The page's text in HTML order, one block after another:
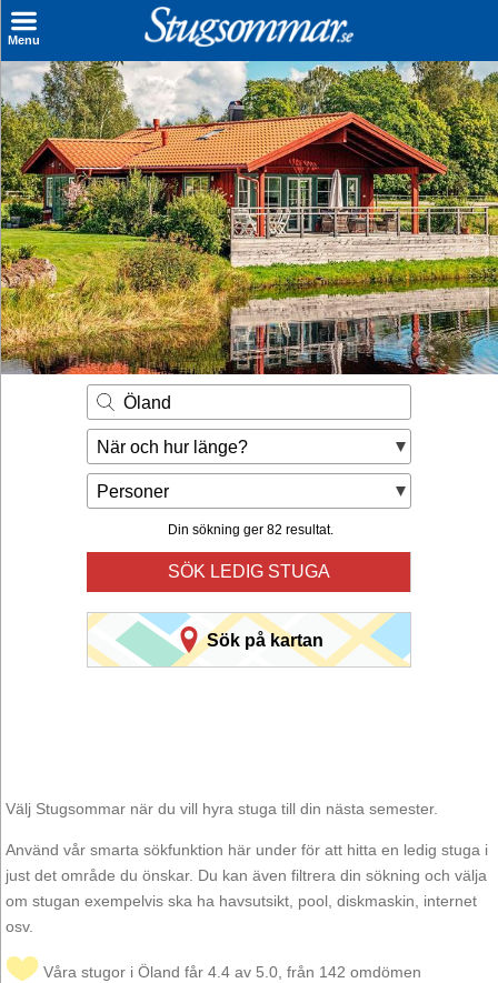
Menu
Sök stuga
Sista Minuten
Genvägar
Inspiration
Kontakt
Husägare
Se hur mycket du kan tjäna
Räkna ut din
hyresintäkt
Öland
När och hur länge?
Personer
Din sökning ger 82 resultat.
SÖK LEDIG STUGA
Sök på kartan
Välj Stugsommar när du vill hyra stuga till din nästa semester.
Använd vår smarta sökfunktion här under för att hitta en ledig stuga i
just det område du önskar. Du kan även filtrera din sökning och välja
om stugan exempelvis ska ha havsutsikt, pool, diskmaskin, internet
osv.
Våra stugor i Öland får 4.4 av 5.0, från 142 omdömen